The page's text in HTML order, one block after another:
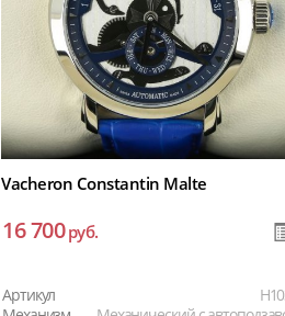
Vacheron Constantin Malte
16 700руб.
Артикул